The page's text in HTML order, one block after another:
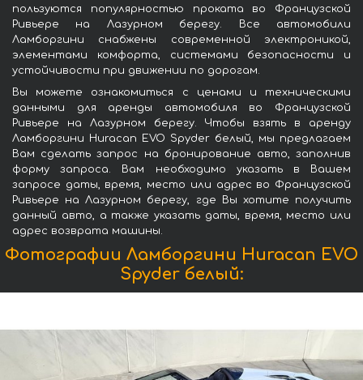
пользуются популярностью проката во Французской
Ривьере на Лазурном берегу. Все автомобили
Ламборгини снабжены современной электроникой,
элементами комфорта, системами безопасности и
устойчивости при движении по дорогам.
Вы можете ознакомиться с ценами и техническими
данными для аренды автомобиля во Французской
Ривьере на Лазурном берегу. Чтобы взять в аренду
Ламборгини Huracan EVO Spyder белый, мы предлагаем
Вам сделать запрос на бронирование авто, заполнив
форму запроса. Вам необходимо указать в Вашем
запросе даты, время, место или адрес во Французской
Ривьере на Лазурном берегу, где Вы хотите получить
данный авто, а также указать даты, время, место или
адрес возврата машины.
Фотографии Ламборгини Huracan EVO
Spyder белый: